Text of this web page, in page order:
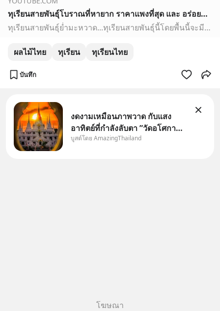
ทุเรียนสายพันธุ์โบราณที่หายาก ราคาแพงที่สุด และ อร่อยที่สุดในโลก
ทุเรียนสายพันธุ์ย่ำมะหวาด...ทุเรียนสายพันธุ์นี้โดยพื้นนี้จะมีรูปลักษณ์ที่ลูกใหญ่เปลือกหนานะครับ โดยถ้าเรามองแบบคร่าวๆจะนึกว่าเป็นทุเรียนหมอนทองที่เป็นลักษณะค…
ผลไม้ไทย ทุเรียน ทุเรียนไทย
บันทึก
งดงามเหมือนภาพวาด กับแสง
อาทิตย์ที่กำลังลับตา ”วัดอโศกา
ราม” จ.สมุทรปราการ
บูสต์โดย AmazingThailand
โฆษณา